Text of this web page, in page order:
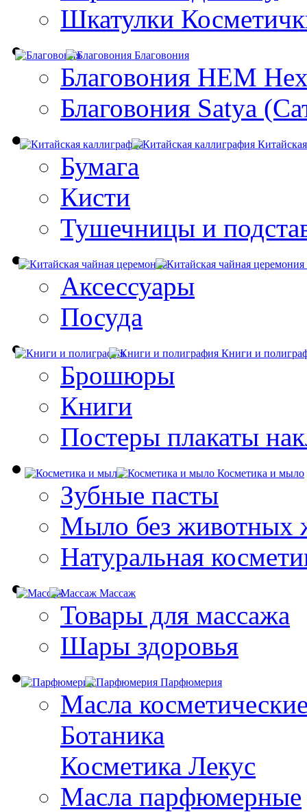
Шкатулки
Благовония
Благовония HEM
Благовония Satya
Бумага
Кисти
Тушечницы и
Аксессуары
Посуда
Книги и
Брошюры
Книги
Постеры плакаты
Косметика и мыло
Зубные пасты
Мыло без животных
Натуральная
Массаж
Товары для массажа
Шары здоровья
Парфюмерия
Масла
Ботаника
Косметика Лекус
Масла парфюмерные